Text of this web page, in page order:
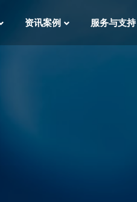
资讯案例 服务与支持